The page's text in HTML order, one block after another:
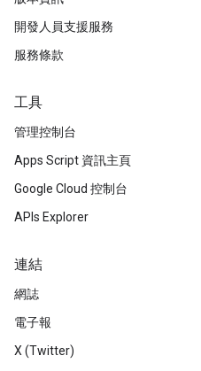
開發人員支援服務
服務條款
工具
管理控制台
Apps Script 資訊主頁
Google Cloud 控制台
APIs Explorer
連結
網誌
電子報
X (Twitter)